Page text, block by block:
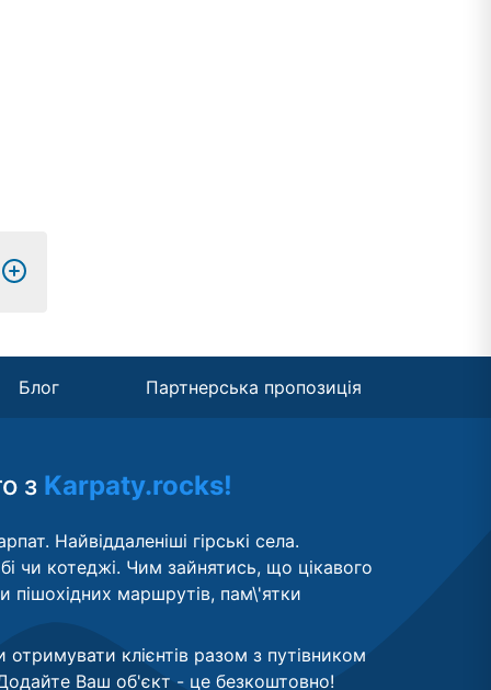
Блог Партнерська пропозиція
з Karpaty.rocks!
Найвіддаленіші гірські села.
чи котеджі. Чим зайнятись, що цікавого
пішохідних маршрутів, пам\'ятки
клієнтів разом з путівником
Ваш об'єкт - це безкоштовно!